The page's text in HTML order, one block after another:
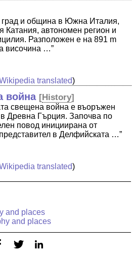
град и община в Южна Италия,
Катания, автономен регион и
Разположен е на 891 m
височина …”
translated)
война [History]
свещена война е въоръжен
Древна Гърция. Започва по
повод инициирана от
в Делфийската …”
translated)
and places
and places